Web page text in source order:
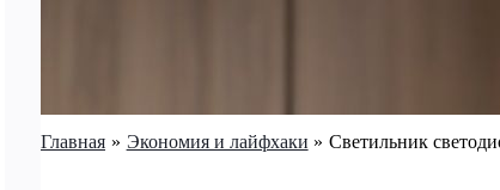
Главная Экономия и лайфхаки Светильник